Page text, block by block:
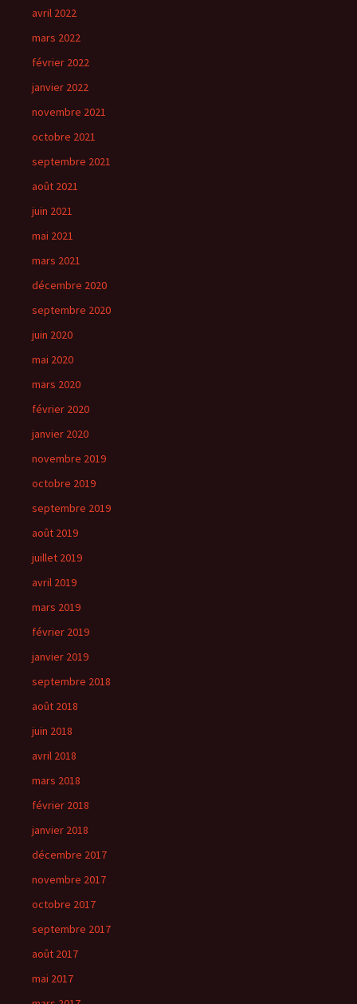
avril 2022
mars 2022
février 2022
janvier 2022
novembre 2021
octobre 2021
septembre 2021
août 2021
juin 2021
mai 2021
mars 2021
décembre 2020
septembre 2020
juin 2020
mai 2020
mars 2020
février 2020
janvier 2020
novembre 2019
octobre 2019
septembre 2019
août 2019
juillet 2019
avril 2019
mars 2019
février 2019
janvier 2019
septembre 2018
août 2018
juin 2018
avril 2018
mars 2018
février 2018
janvier 2018
décembre 2017
novembre 2017
octobre 2017
septembre 2017
août 2017
mai 2017